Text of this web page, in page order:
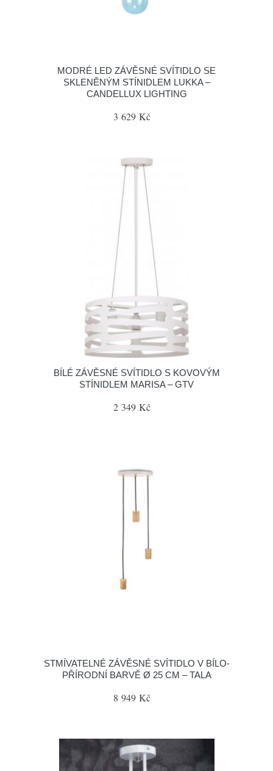
MODRÉ LED ZÁVĚSNÉ SVÍTIDLO SE
SKLENĚNÝM STÍNIDLEM LUKKA –
CANDELLUX LIGHTING
3 629 Kč
BÍLÉ ZÁVĚSNÉ SVÍTIDLO S KOVOVÝM
STÍNIDLEM MARISA – GTV
2 349 Kč
STMÍVATELNÉ ZÁVĚSNÉ SVÍTIDLO V BÍLO-
PŘÍRODNÍ BARVĚ Ø 25 CM – TALA
8 949 Kč